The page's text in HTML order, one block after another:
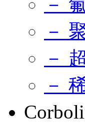
－
－
－